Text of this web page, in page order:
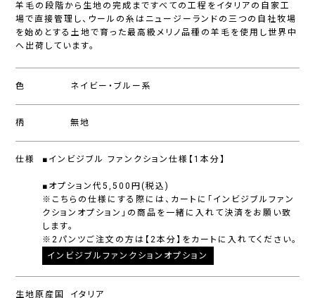
羊毛の段階から生地の完成まですべての工程をイタリアの自家工
場で直接管理し、ウールの糸はニュージーランドの三つの自社牧場
を始めとする土地で育った最高級メリノ品種の羊毛を使用し世界中
へ出荷しています。
色 ネイビー・ブルー系
柄 無地
仕様 ■インビジブル ファンクション仕様【1本分】
■オプション代5,500円(税込)
※こちらの仕様にする際には、カートに「インビジブルファン
クションオプション」の商品を一緒に入れて決済をお願い致
します。
※2パンツご注文の方は【2本分】をカートに入れてください。
インビジブルファンクションオプション
生地原産国 イタリア